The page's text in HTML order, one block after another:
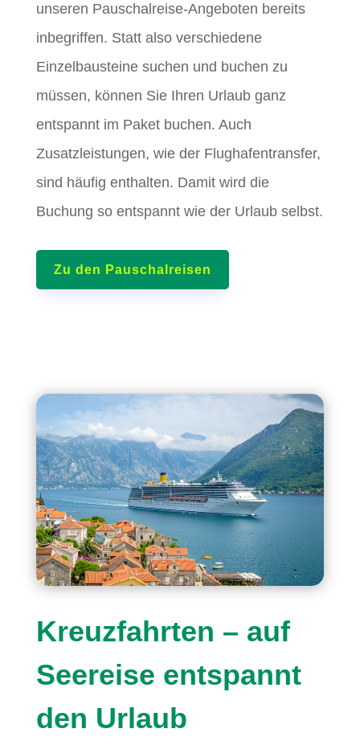
unseren Pauschalreise-Angeboten bereits
inbegriffen. Statt also verschiedene
Einzelbausteine suchen und buchen zu
müssen, können Sie Ihren Urlaub ganz
entspannt im Paket buchen. Auch
Zusatzleistungen, wie der Flughafentransfer,
sind häufig enthalten. Damit wird die
Buchung so entspannt wie der Urlaub selbst.
Zu den Pauschalreisen
Kreuzfahrten – auf
Seereise entspannt
den Urlaub